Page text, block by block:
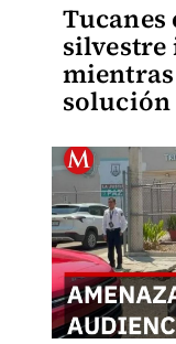
silvestre
solución